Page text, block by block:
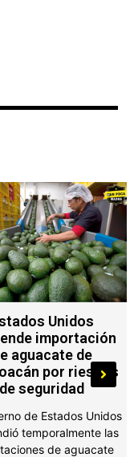
Pitt y Angelina
vuelven a los
por
financieros
viñedo Chateau
acusa a su exesposa
entregar información